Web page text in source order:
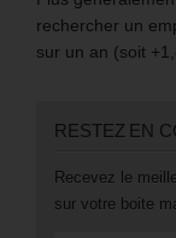
rechercher un
sur un an (soit
RESTEZ EN
Recevez le
sur votre boite